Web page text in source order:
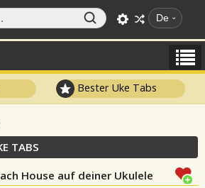
De
Bester Uke Tabs
TABS
House auf deiner Ukulele